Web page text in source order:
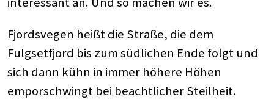
Fjordsvegen heißt die Straße, die dem
Fulgsetfjord bis zum südlichen Ende folgt und
sich dann kühn in immer höhere Höhen
emporschwingt bei beachtlicher Steilheit.